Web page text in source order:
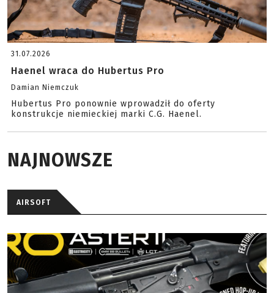
31.07.2026
Haenel wraca do Hubertus Pro
Damian Niemczuk
Hubertus Pro ponownie wprowadził do oferty
konstrukcje niemieckiej marki C.G. Haenel.
NAJNOWSZE
AIRSOFT